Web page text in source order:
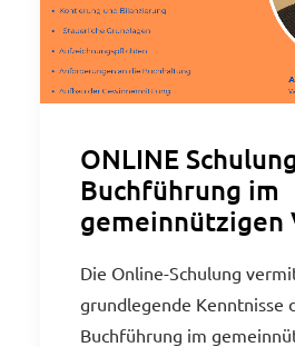
ONLINE
Buchführung im
gemeinnützigen
Die Online-Schulung
grundlegende Kenntnisse
Buchführung im